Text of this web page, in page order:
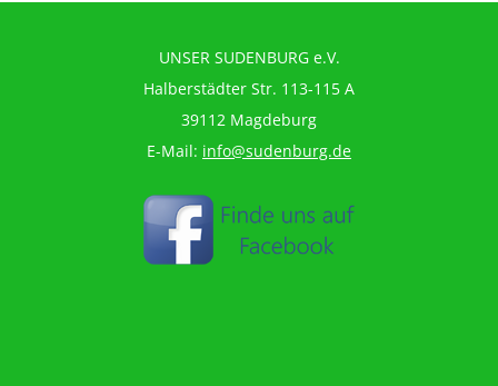
UNSER SUDENBURG e.V.
Halberstädter Str. 113-115 A
39112 Magdeburg
E-Mail: info@sudenburg.de